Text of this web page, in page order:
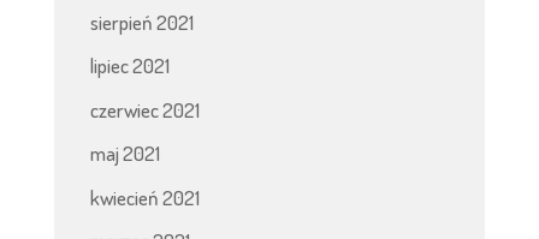
sierpień 2021
lipiec 2021
czerwiec 2021
maj 2021
kwiecień 2021